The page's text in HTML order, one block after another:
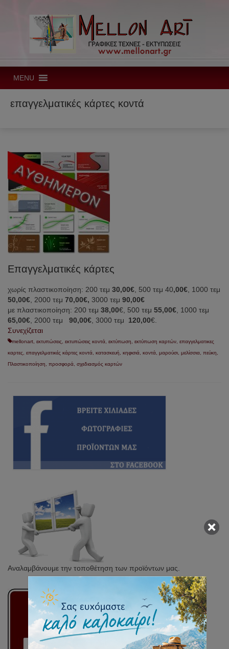
MENU
επαγγελματικές κάρτες κοντά
Επαγγελματικές κάρτες
χωρίς πλαστικοποίηση: 200 τεμ 30,00€ , 500 τεμ 40,00€ , 1000 τεμ
50,00€ , 2000 τεμ 70,00€, 3000 τεμ 90,00€
με πλαστικοποίηση: 200 τεμ 38,00€, 500 τεμ 55,00€ , 1000 τεμ
65,00€ , 2000 τεμ 90,00€ , 3000 τεμ 120,00€.
Συνεχίζεται
mellonart εκτυπώσεις εκτυπώσεις κοντά εκτύπωση εκτύπωση καρτών επαγγελματικες
καρτες
επαγγελματικές κάρτες κοντά κατασκευή κηφισιά κοντά μαρούσι μελίσσια πεύκη
Πλαστικοποίηση
προσφορά σχεδιασμός καρτών
Αναλαμβάνουμε την τοποθέτηση των προϊόντων μας.